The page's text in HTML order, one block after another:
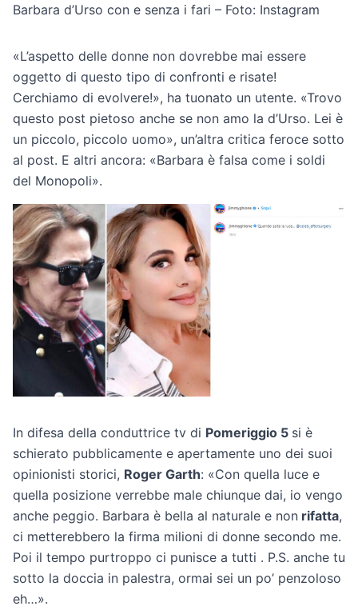
Barbara d’Urso con e senza i fari – Foto: Instagram
«L’aspetto delle donne non dovrebbe mai essere
oggetto di questo tipo di confronti e risate!
Cerchiamo di evolvere!», ha tuonato un utente. «Trovo
questo post pietoso anche se non amo la d’Urso. Lei è
un piccolo, piccolo uomo», un’altra critica feroce sotto
al post. E altri ancora: «Barbara è falsa come i soldi
del Monopoli».
In difesa della conduttrice tv di Pomeriggio 5 si è
schierato pubblicamente e apertamente uno dei suoi
opinionisti storici, Roger Garth: «Con quella luce e
quella posizione verrebbe male chiunque dai, io vengo
anche peggio. Barbara è bella al naturale e non rifatta,
ci metterebbero la firma milioni di donne secondo me.
Poi il tempo purtroppo ci punisce a tutti . P.S. anche tu
sotto la doccia in palestra, ormai sei un po’ penzoloso
eh…».